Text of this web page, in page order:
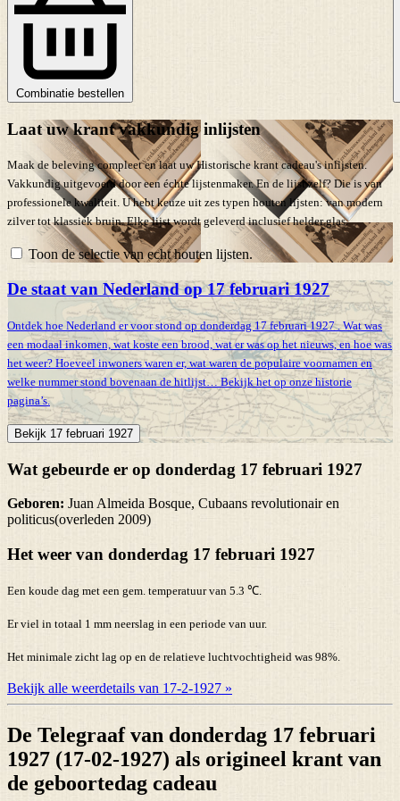
Combinatie bestellen
Laat uw krant vakkundig inlijsten
Maak de beleving compleet en laat uw Historische krant cadeau's inlijsten.
Vakkundig uitgevoerd door een échte lijstenmaker. En de lijst zelf? Die is van
professionele kwaliteit. U hebt keuze uit zes typen houten lijsten: van modern
zilver tot klassiek bruin. Elke lijst wordt geleverd inclusief helder glas.
Toon de selectie van echt houten lijsten.
De staat van Nederland op 17 februari 1927
Ontdek hoe Nederland er voor stond op donderdag 17 februari 1927 . Wat was
een modaal inkomen, wat koste een brood, wat er was op het nieuws, en hoe was
het weer? Hoeveel inwoners waren er, wat waren de populaire voornamen en
welke nummer stond bovenaan de hitlijst… Bekijk het op onze historie
pagina’s.
Bekijk 17 februari 1927
Wat gebeurde er op donderdag 17 februari 1927
Geboren: Juan Almeida Bosque, Cubaans revolutionair en
politicus(overleden 2009)
Het weer van donderdag 17 februari 1927
Een koude dag met een gem. temperatuur van 5.3 ℃.
Er viel in totaal 1 mm neerslag in een periode van uur.
Het minimale zicht lag op en de relatieve luchtvochtigheid was 98%.
Bekijk alle weerdetails van 17-2-1927 »
De Telegraaf van donderdag 17 februari
1927 (17-02-1927) als origineel krant van
de geboortedag cadeau